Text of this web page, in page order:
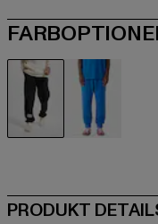
PRODUKT